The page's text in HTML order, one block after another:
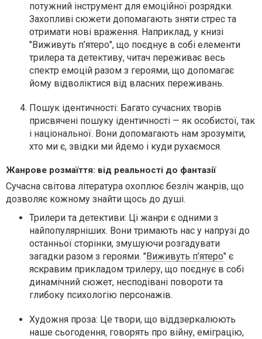
потужний інструмент для емоційної розрядки.
Захопливі сюжети допомагають зняти стрес та
отримати нові враження. Наприклад, у книзі
"Виживуть п’ятеро", що поєднує в собі елементи
трилера та детективу, читач переживає весь
спектр емоцій разом з героями, що допомагає
йому відволіктися від власних переживань.
Пошук ідентичності: Багато сучасних творів
присвячені пошуку ідентичності — як особистої, так
і національної. Вони допомагають нам зрозуміти,
хто ми є, звідки ми йдемо і куди рухаємося.
Жанрове розмаїття: від реальності до фантазії
Сучасна світова література охоплює безліч жанрів, що
дозволяє кожному знайти щось до душі.
Трилери та детективи: Ці жанри є одними з
найпопулярніших. Вони тримають нас у напрузі до
останньої сторінки, змушуючи розгадувати
загадки разом з героями. "Виживуть п’ятеро" є
яскравим прикладом трилеру, що поєднує в собі
динамічний сюжет, несподівані повороти та
глибоку психологію персонажів.
Художня проза: Це твори, що віддзеркалюють
наше сьогодення, говорять про війну, еміграцію,